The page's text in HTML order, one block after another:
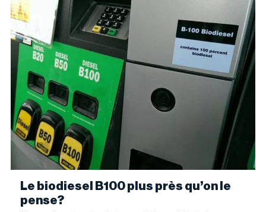
Le biodiesel B100 plus près qu’on le
pense?